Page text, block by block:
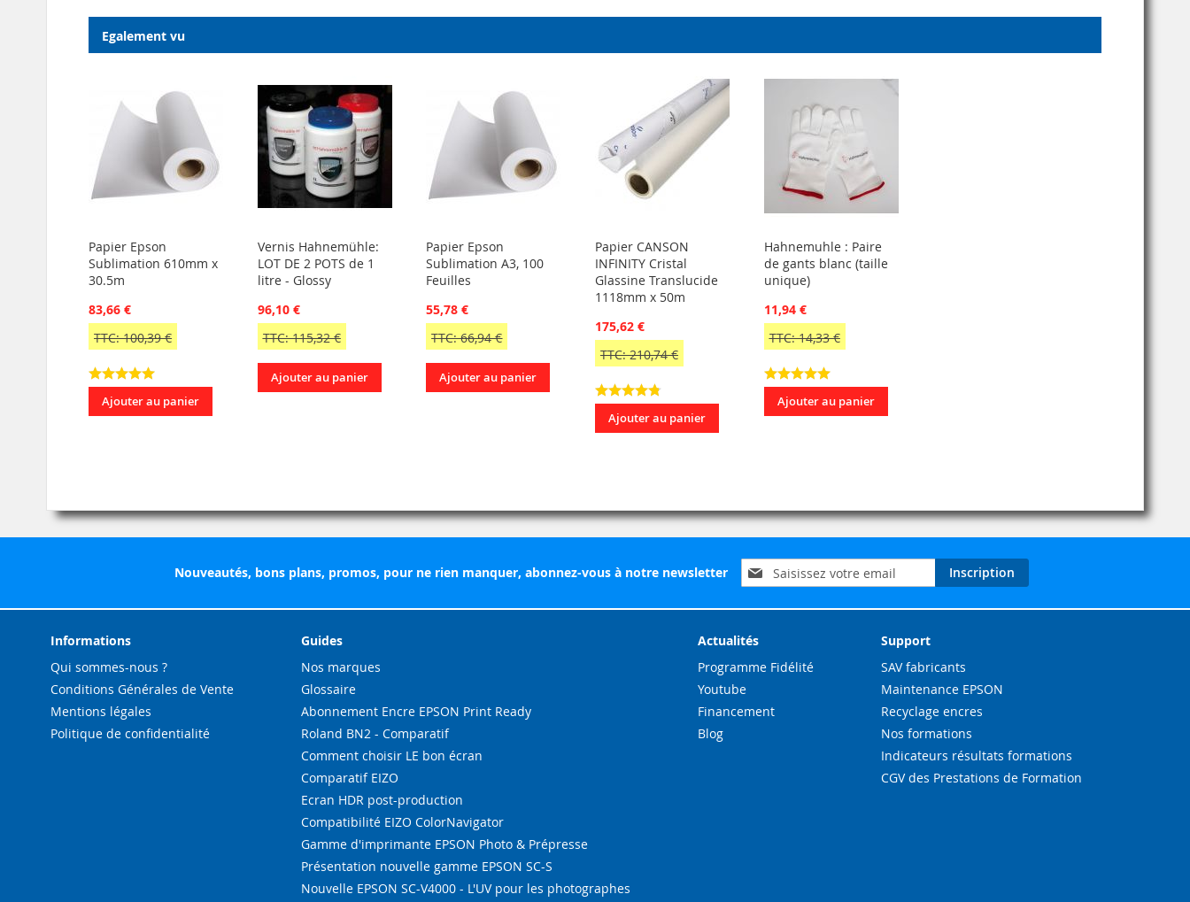
Egalement vu
Papier Epson
Sublimation 610mm x
30.5m
83,66 €
TTC: 100,39 €
Ajouter au panier
Vernis Hahnemühle:
LOT DE 2 POTS de 1
litre - Glossy
96,10 €
TTC: 115,32 €
Ajouter au panier
Papier Epson
Sublimation A3, 100
Feuilles
55,78 €
TTC: 66,94 €
Ajouter au panier
Papier CANSON
INFINITY Cristal
Glassine Translucide
1118mm x 50m
175,62 €
TTC: 210,74 €
Ajouter au panier
Hahnemuhle : Paire
de gants blanc (taille
unique)
11,94 €
TTC: 14,33 €
Ajouter au panier
Nouveautés, bons plans, promos, pour ne rien manquer, abonnez-vous à notre newsletter
Inscription
à
d’information
Inscription
Informations
Qui sommes-nous ?
Conditions Générales de Vente
Mentions légales
Politique de confidentialité
Guides
Nos marques
Glossaire
Abonnement Encre EPSON Print Ready
Roland BN2 - Comparatif
Comment choisir LE bon écran
Comparatif EIZO
Ecran HDR post-production
Compatibilité EIZO ColorNavigator
Gamme d'imprimante EPSON Photo & Prépresse
Présentation nouvelle gamme EPSON SC-S
Nouvelle EPSON SC-V4000 - L'UV pour les photographes
Actualités
Programme Fidélité
Youtube
Financement
Blog
Support
SAV fabricants
Maintenance EPSON
Recyclage encres
Nos formations
Indicateurs résultats formations
CGV des Prestations de Formation